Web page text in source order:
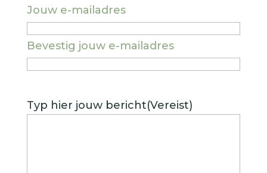
Jouw e-mailadres
Bevestig jouw e-mailadres
Typ hier jouw bericht(Vereist)